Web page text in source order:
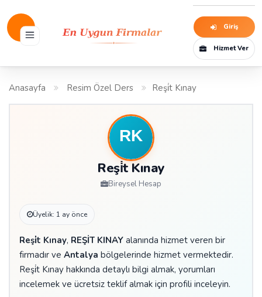
Giriş
Hizmet Ver
Anasayfa Resim Özel Ders Reşi̇t Kınay
Reşi̇t Kınay
Bireysel Hesap
Üyelik: 1 ay önce
Reşi̇t Kınay, REŞİT KINAY alanında hizmet veren bir
firmadır ve Antalya bölgelerinde hizmet vermektedir.
Reşi̇t Kınay hakkında detaylı bilgi almak, yorumları
incelemek ve ücretsiz teklif almak için profili inceleyin.